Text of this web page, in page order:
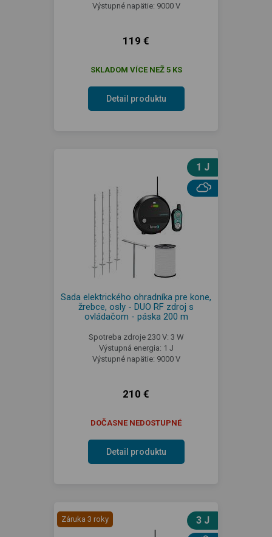
Výstupné napätie: 9000 V
119 €
SKLADOM VÍCE NEŽ 5 KS
Detail produktu
1 J
Sada elektrického ohradníka pre kone,
žrebce, osly - DUO RF zdroj s
ovládačom - páska 200 m
Spotreba zdroje 230 V: 3 W
Výstupná energia: 1 J
Výstupné napätie: 9000 V
210 €
DOČASNE NEDOSTUPNÉ
Detail produktu
Záruka 3 roky 3 J